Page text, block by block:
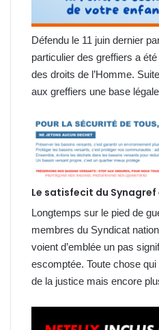
Défendu le 11 juin dernier
particulier des greffiers a
des droits de l’Homme.
aux greffiers une base
Le satisfecit du Synagref
Longtemps sur le pied de
membres du Syndicat
voient d’emblée un pas
escomptée. Toute chose
de la justice mais encore